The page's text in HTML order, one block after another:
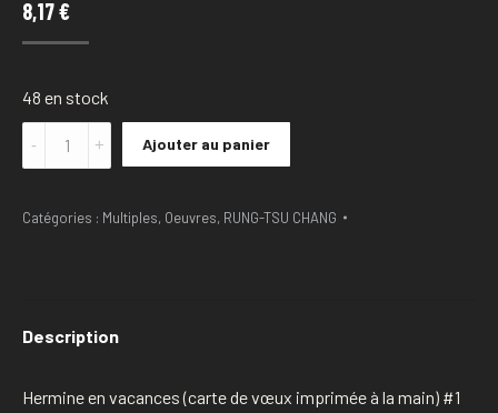
8,17€
48 en stock
Quantité
RUNG-
CHANG
vacances
Ajouter au panier
Catégories : Multiples, Oeuvres, RUNG-TSU CHANG
Description
Hermine en vacances (carte de vœux imprimée à la main) #1